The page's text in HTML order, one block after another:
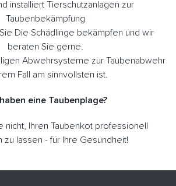
installiert Tierschutzanlagen zur
Taubenbekämpfung
Die Schädlinge bekämpfen und wir
beraten Sie gerne.
Abwehrsysteme zur Taubenabwehr
Fall am sinnvollsten ist.
eine Taubenplage?
nicht, Ihren Taubenkot professionell
zu lassen - für Ihre Gesundheit!